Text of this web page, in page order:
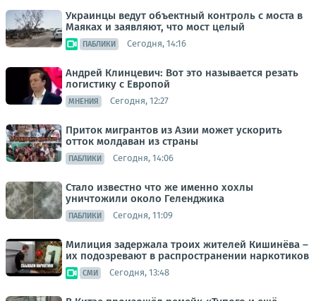
Украинцы ведут объектный контроль с моста в
Маяках и заявляют, что мост целый
ПАБЛИКИ Сегодня, 14:16
Андрей Клинцевич: Вот это называется резать
логистику с Европой
МНЕНИЯ Сегодня, 12:27
Приток мигрантов из Азии может ускорить
отток молдаван из страны
ПАБЛИКИ Сегодня, 14:06
Стало известно что же именно хохлы
уничтожили около Геленджика
ПАБЛИКИ Сегодня, 11:09
Милиция задержала троих жителей Кишинёва –
их подозревают в распространении наркотиков
СМИ Сегодня, 13:48